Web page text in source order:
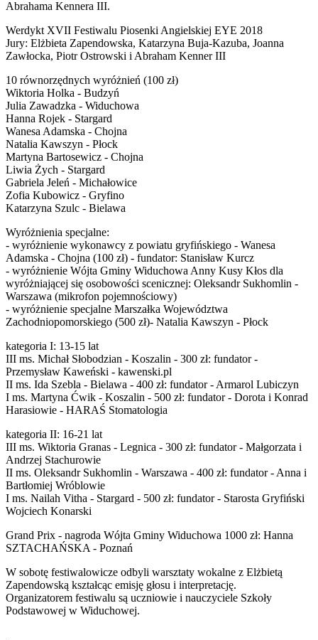
Abrahama Kennera III.
Werdykt XVII Festiwalu Piosenki Angielskiej EYE 2018
Jury: Elżbieta Zapendowska, Katarzyna Buja-Kazuba, Joanna
Zawłocka, Piotr Ostrowski i Abraham Kenner III
10 równorzędnych wyróżnień (100 zł)
Wiktoria Holka - Budzyń
Julia Zawadzka - Widuchowa
Hanna Rojek - Stargard
Wanesa Adamska - Chojna
Natalia Kawszyn - Płock
Martyna Bartosewicz - Chojna
Liwia Żych - Stargard
Gabriela Jeleń - Michałowice
Zofia Kubowicz - Gryfino
Katarzyna Szulc - Bielawa
Wyróżnienia specjalne:
- wyróżnienie wykonawcy z powiatu gryfińskiego - Wanesa
Adamska - Chojna (100 zł) - fundator: Stanisław Kurcz
- wyróżnienie Wójta Gminy Widuchowa Anny Kusy Kłos dla
wyróżniającej się osobowości scenicznej: Oleksandr Sukhomlin -
Warszawa (mikrofon pojemnościowy)
- wyróżnienie specjalne Marszałka Województwa
Zachodniopomorskiego (500 zł)- Natalia Kawszyn - Płock
kategoria I: 13-15 lat
III ms. Michał Słobodzian - Koszalin - 300 zł: fundator -
Przemysław Kaweński - kawenski.pl
II ms. Ida Szebla - Bielawa - 400 zł: fundator - Armarol Lubiczyn
I ms. Martyna Ćwik - Koszalin - 500 zł: fundator - Dorota i Konrad
Harasiowie - HARAŚ Stomatologia
kategoria II: 16-21 lat
III ms. Wiktoria Granas - Legnica - 300 zł: fundator - Małgorzata i
Andrzej Stachurowie
II ms. Oleksandr Sukhomlin - Warszawa - 400 zł: fundator - Anna i
Bartłomiej Wróblowie
I ms. Nailah Vitha - Stargard - 500 zł: fundator - Starosta Gryfiński
Wojciech Konarski
Grand Prix - nagroda Wójta Gminy Widuchowa 1000 zł: Hanna
SZTACHAŃSKA - Poznań
W sobotę festiwalowicze odbyli warsztaty wokalne z Elżbietą
Zapendowską kształcąc emisję głosu i interpretację.
Organizatorem festiwalu są uczniowie i nauczyciele Szkoły
Podstawowej w Widuchowej.